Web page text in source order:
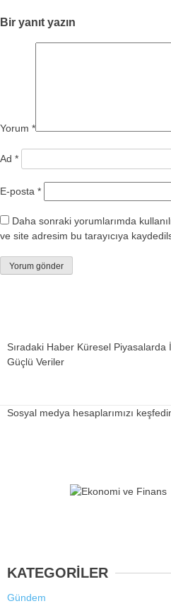
Bir yanıt yazın
Yorum *
Ad *
E-posta *
Daha sonraki yorumlarımda
ve site adresim bu tarayıcıya
Sıradaki Haber Küresel Piyasalarda
Güçlü Veriler
Sosyal medya hesaplarımızı
KATEGORİLER
Gündem